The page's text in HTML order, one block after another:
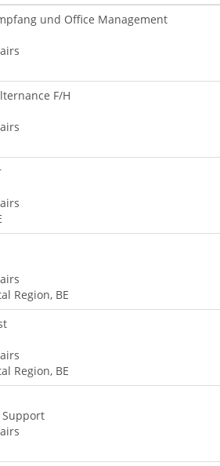
und Office Management
F/H
Region, BE
Region, BE
Support